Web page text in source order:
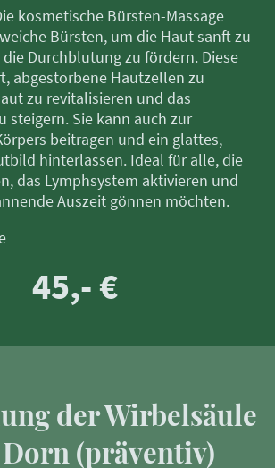
kosmetische Bürsten-Massage
Bürsten, um die Haut sanft zu
Durchblutung zu fördern. Diese
abgestorbene Hautzellen zu
zu revitalisieren und das
steigern. Sie kann auch zur
beitragen und ein glattes,
hinterlassen. Ideal für alle, die
das Lymphsystem aktivieren und
Auszeit gönnen möchten.
45,- €
der Wirbelsäule
(präventiv)